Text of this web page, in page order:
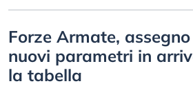
Forze Armate,
nuovi parametri in
la tabella